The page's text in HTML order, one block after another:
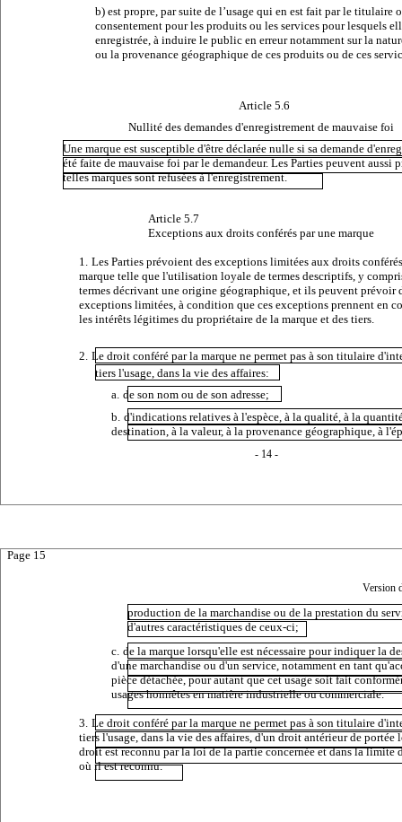
b) est propre, par suite de l’usage qui en est fait par le titulaire
consentement pour les produits ou les services pour lesquels
enregistrée, à induire le public en erreur notamment sur la
ou la provenance géographique de ces produits ou de ces
Article 5.6
Nullité des demandes d'enregistrement de mauvaise foi
Une marque est susceptible d'être déclarée nulle si sa demande
été faite de mauvaise foi par le demandeur. Les Parties peuvent aussi
telles marques sont refusées à l'enregistrement.
Article 5.7
Exceptions aux droits conférés par une marque
1. Les Parties prévoient des exceptions limitées aux droits
marque telle que l'utilisation loyale de termes descriptifs, y
termes décrivant une origine géographique, et ils peuvent prévoir
exceptions limitées, à condition que ces exceptions prennent en
les intérêts légitimes du propriétaire de la marque et des tiers.
2. Le droit conféré par la marque ne permet pas à son titulaire
tiers l'usage, dans la vie des affaires:
a. de son nom ou de son adresse;
b. d'indications relatives à l'espèce, à la qualité, à la
destination, à la valeur, à la provenance géographique, à
- 14 -
Page 15
Version
production de la marchandise ou de la prestation du
d'autres caractéristiques de ceux-ci;
c. de la marque lorsqu'elle est nécessaire pour indiquer la
d'une marchandise ou d'un service, notamment en tant
pièce détachée, pour autant que cet usage soit fait
usages honnêtes en matière industrielle ou commerciale.
3. Le droit conféré par la marque ne permet pas à son titulaire
tiers l'usage, dans la vie des affaires, d'un droit antérieur de portée
droit est reconnu par la loi de la partie concernée et dans la limite
où il est reconnu.